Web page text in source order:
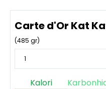
Carte d'Or Kat
(485 gr)
Kalori